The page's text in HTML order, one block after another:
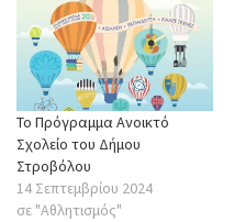
Το Πρόγραμμα Ανοικτό
Σχολείο του Δήμου
Στροβόλου
14 Σεπτεμβρίου 2024
σε "Αθλητισμός"